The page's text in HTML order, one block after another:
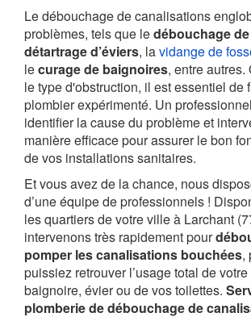
Le débouchage de canalisations
problèmes, tels que ledébouchage de
détartrage d’éviers, lavidange de
lecurage de baignoires, entre
le type d'obstruction, il est essentiel de
plombier expérimenté. Un
identifier la cause du problème et
manière efficace pour assurer le bon
de vos installations sanitaires.
Et vous avez de la chance, nous
d’une équipe de professionnels !
les quartiers de votre ville à Larchant
intervenons très rapidement pour
pomper les canalisations bouchées,
puissiez retrouver l’usage total de
baignoire, évier ou de vos toilettes.
plomberie de débouchage de